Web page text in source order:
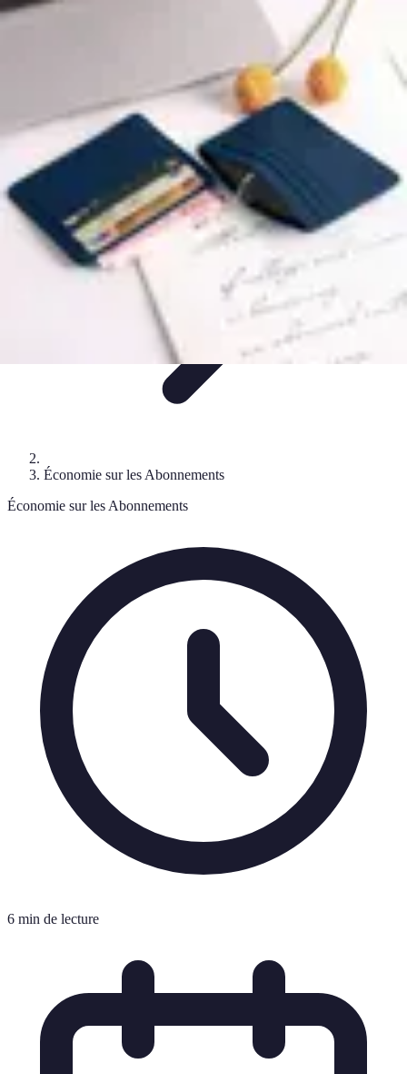
Astuces Pour Économiser
Astuces QuotidiennesAlimentation
Astuces Pour Économiser
Économie sur les Abonnements
Économie sur les Abonnements
6 min de lecture